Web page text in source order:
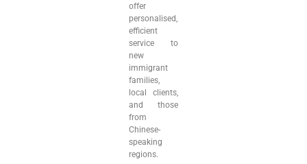
offer
personalised,
efficient
service to
new
immigrant
families,
local clients,
and those
from
Chinese-
speaking
regions.